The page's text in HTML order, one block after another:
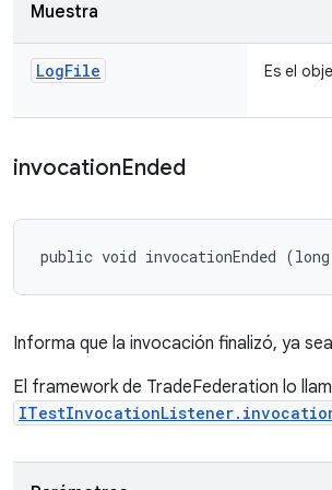
Muestra
LogFile Es el
invocationEnded
public void invocationEnded (long
Informa que la invocación finalizó, ya
El framework de TradeFederation lo